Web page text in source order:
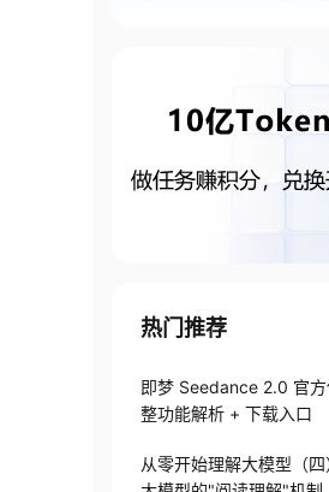
热门推荐
即梦 Seedance 2.0 官
整功能解析 + 下载入口
从零开始理解大模型（